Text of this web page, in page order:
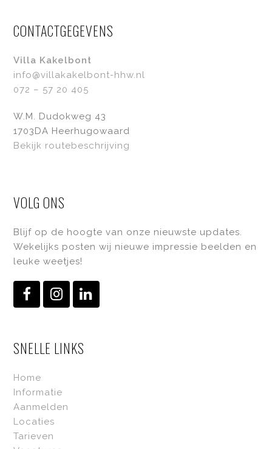
CONTACTGEGEVENS
Villa Kakelbont
info@villakakelbont-hhw.nl
072 – 57 20 405
W.M. Dudokweg 43
1703DA Heerhugowaard
Bekijk routebeschrijving
VOLG ONS
Blijf op de hoogte van onze nieuwste updates.
Wekelijks posten wij nieuwe impressie beelden en
leuke weetjes!
Facebook
Instagram
LinkedIn
SNELLE LINKS
Home
Informatie
Aanmelden
Locaties
Tarieven